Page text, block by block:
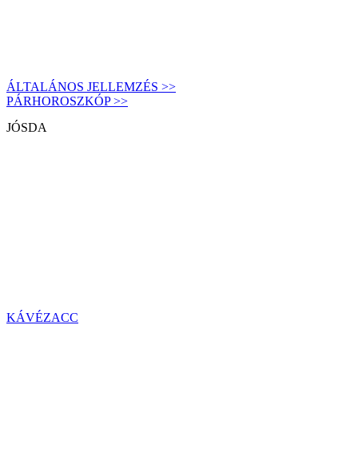
ÁLTALÁNOS JELLEMZÉS >>
PÁRHOROSZKÓP >>
JÓSDA
KÁVÉZACC